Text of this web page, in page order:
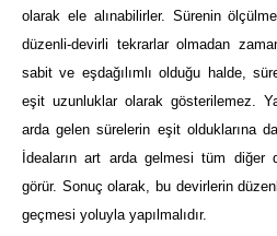
olarak ele alınabilirler. Sürenin
düzenli-devirli tekrarlar olmadan
sabit ve eşdağılımlı olduğu halde,
eşit uzunluklar olarak gösterilemez.
arda gelen sürelerin eşit olduklarına
İdeaların art arda gelmesi tüm
görür. Sonuç olarak, bu devirlerin
geçmesi yoluyla yapılmalıdır.